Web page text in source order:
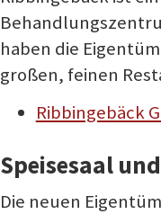
haben die
großen, feinen
Ribbingebäck
Speisesaal
Die neuen